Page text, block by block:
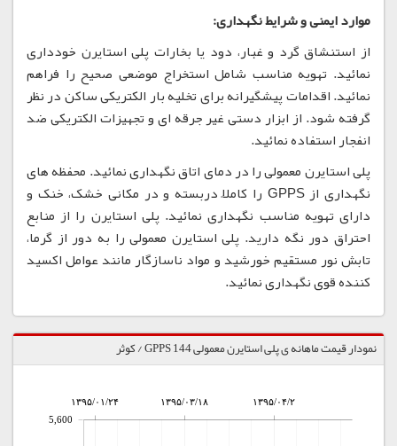
موارد ایمنی و شرایط نگهداری:
از استنشاق گرد و غبار، دود یا بخارات پلی استایرن خودداری
نمائید. تهویه مناسب شامل استخراج موضعی صحیح را فراهم
نمائید. اقدامات پیشگیرانه برای تخلیه بار الکتریکی ساکن در نظر
گرفته شود. از ابزار دستی غیر جرقه ای و تجهیزات الکتریکی ضد
انفجار استفاده نمائید.
پلی استایرن معمولی را در دمای اتاق نگهداری نمائید. محفظه های
نگهداری از GPPS را کاملاً دربسته و در مکانی خشک، خنک و
دارای تهویه مناسب نگهداری نمائید. پلی استایرن را از منابع
احتراق دور نگه دارید. پلی استایرن معمولی را به دور از گرما،
تابش نور مستقیم خورشید و مواد ناسازگار مانند عوامل اکسید
کننده قوی نگهداری نمائید.
نمودار قیمت ماهانه ی پلی استایرن معمولی 144 GPPS / کوثر
۱۳۹۵/۰۱/۲۴ ۱۳۹۵/۰۳/۱۸ ۱۳۹۵/۰۴/۲
5,600